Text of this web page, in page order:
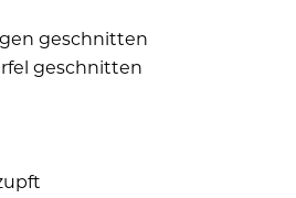
geschnitten
geschnitten